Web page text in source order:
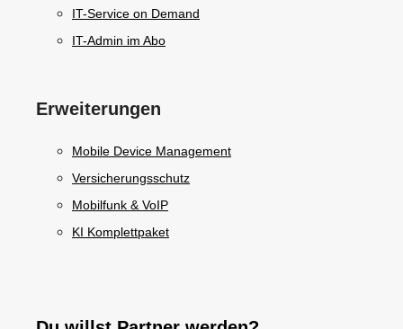
IT-Service on Demand
IT-Admin im Abo
Erweiterungen
Mobile Device Management
Versicherungsschutz
Mobilfunk & VoIP
KI Komplettpaket